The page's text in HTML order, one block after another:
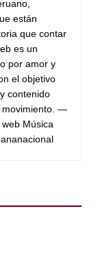
están
que contar
es un
por amor y
el objetivo
contenido
movimiento. —
Música